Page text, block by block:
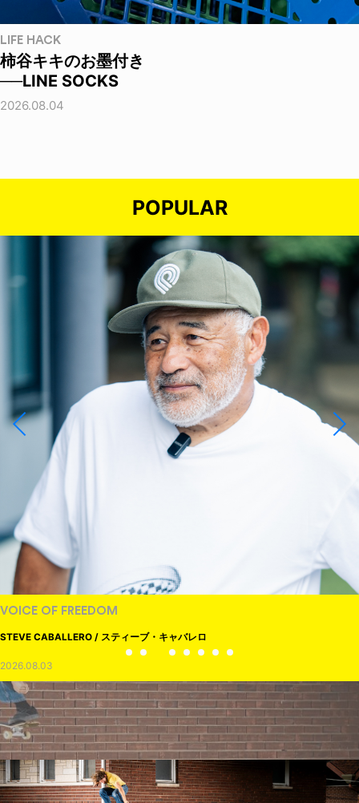
LIFE HACK
柿谷キキのお墨付き
──LINE SOCKS
2026.08.04
POPULAR
VOICE OF FREEDOM
STEVE CABALLERO / スティーブ・キャバレロ
2026.08.03